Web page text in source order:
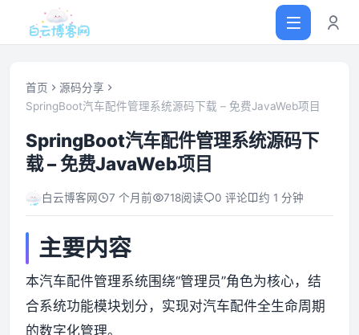
首页
网站源码
软件仓库
主题插件
技术分享
首页
源码分享
SpringBoot汽车配件管理系统源码下载 – 免费JavaWeb项目
SpringBoot汽车配件管理系统源码下
载 – 免费JavaWeb项目
白云博客网 7 个月前 718阅读 0 评论 约 1 分钟
主要内容
本汽车配件管理系统围绕“管理员”角色为核心，结
合系统功能模块划分，实现对汽车配件全生命周期
的数字化管理。